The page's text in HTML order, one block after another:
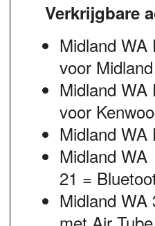
Verkrijgbare
Midland WA
voor Midland
Midland WA
voor
Midland WA
Midland WA
21 =
Midland WA